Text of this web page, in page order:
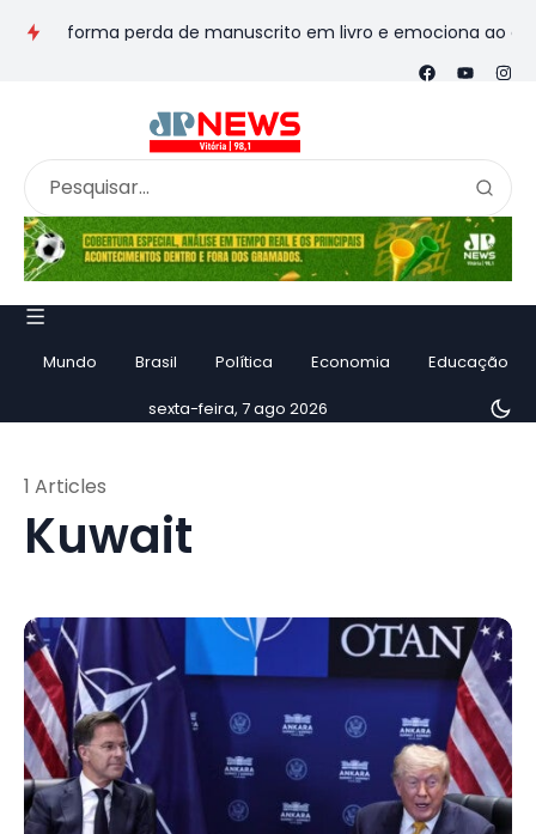
perda de manuscrito em livro e emociona ao contar
Mundo Brasil Política Economia Educação
sexta-feira, 7 ago 2026
Kuwait
1 Articles